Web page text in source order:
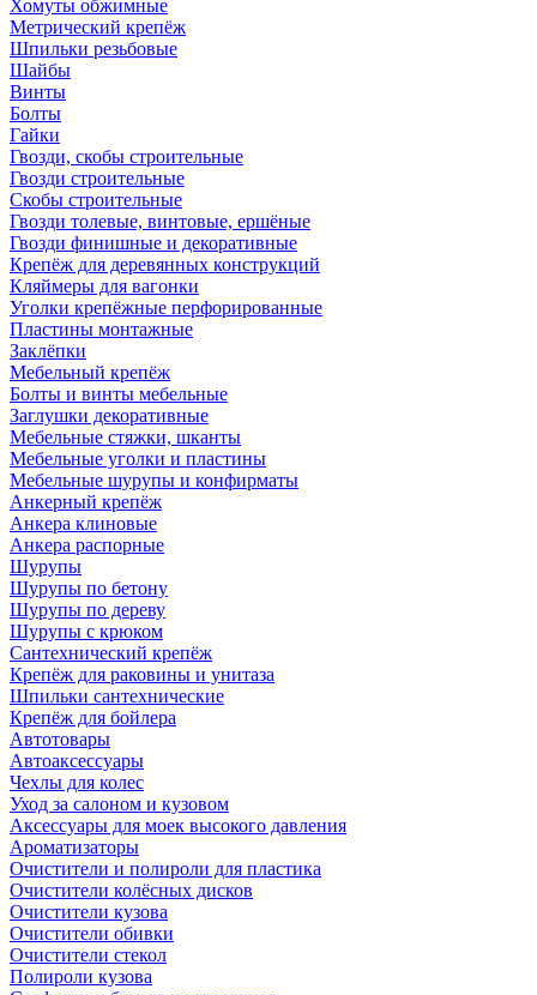
Хомуты обжимные
Метрический крепёж
Шпильки резьбовые
Шайбы
Винты
Болты
Гайки
Гвозди, скобы строительные
Гвозди строительные
Скобы строительные
Гвозди толевые, винтовые, ершёные
Гвозди финишные и декоративные
Крепёж для деревянных конструкций
Кляймеры для вагонки
Уголки крепёжные перфорированные
Пластины монтажные
Заклёпки
Мебельный крепёж
Болты и винты мебельные
Заглушки декоративные
Мебельные стяжки, шканты
Мебельные уголки и пластины
Мебельные шурупы и конфирматы
Анкерный крепёж
Анкера клиновые
Анкера распорные
Шурупы
Шурупы по бетону
Шурупы по дереву
Шурупы с крюком
Сантехнический крепёж
Крепёж для раковины и унитаза
Шпильки сантехнические
Крепёж для бойлера
Автотовары
Автоаксессуары
Чехлы для колес
Уход за салоном и кузовом
Аксессуары для моек высокого давления
Ароматизаторы
Очистители и полироли для пластика
Очистители колёсных дисков
Очистители кузова
Очистители обивки
Очистители стекол
Полироли кузова